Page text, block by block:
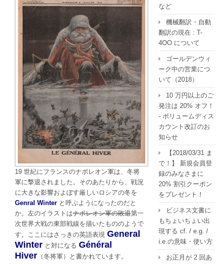
19 世紀にフランスのナポレオン軍は、冬将
軍に撃退されました。そのあたりから、戦況
に大きな影響およぼす厳しいロシアの冬を
Genral Winter と呼ぶようになったのだと
か。左のイラストはナポレオン軍の敗退第一
次世界大戦の東部戦線を描いたもののようで
す。ここにはさっきの英語表現 General
Winter と対になる Général
Hiver （冬将軍）と書かれています。
など
機械翻訳・自動
翻訳の現在 : T-
4OO について
ゴールデンウィ
ーク中の営業につ
いて（2018）
10 万円以上のご
発注は 20% オフ！
- ボリュームディス
カウント改訂のお
知らせ
【2018/03/31 ま
で！】 新規会員登
録のみなさまに
20% 割引クーポン
をプレゼント！
ビジネス文書に
もちょいちょい出
現する cf. / e.g. /
i.e.の意味・使い方
お正月が 2 回あ